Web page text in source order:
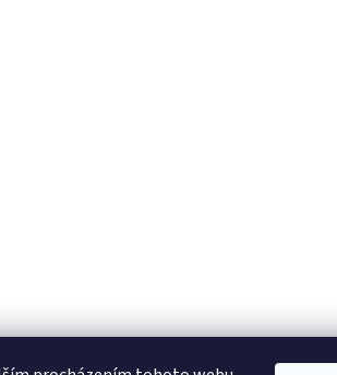
Nejčastěji kladené dotazy